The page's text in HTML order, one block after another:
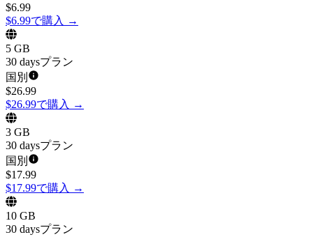
$6.99
$6.99で購入 →
5 GB
30 daysプラン
国別
$26.99
$26.99で購入 →
3 GB
30 daysプラン
国別
$17.99
$17.99で購入 →
10 GB
30 daysプラン